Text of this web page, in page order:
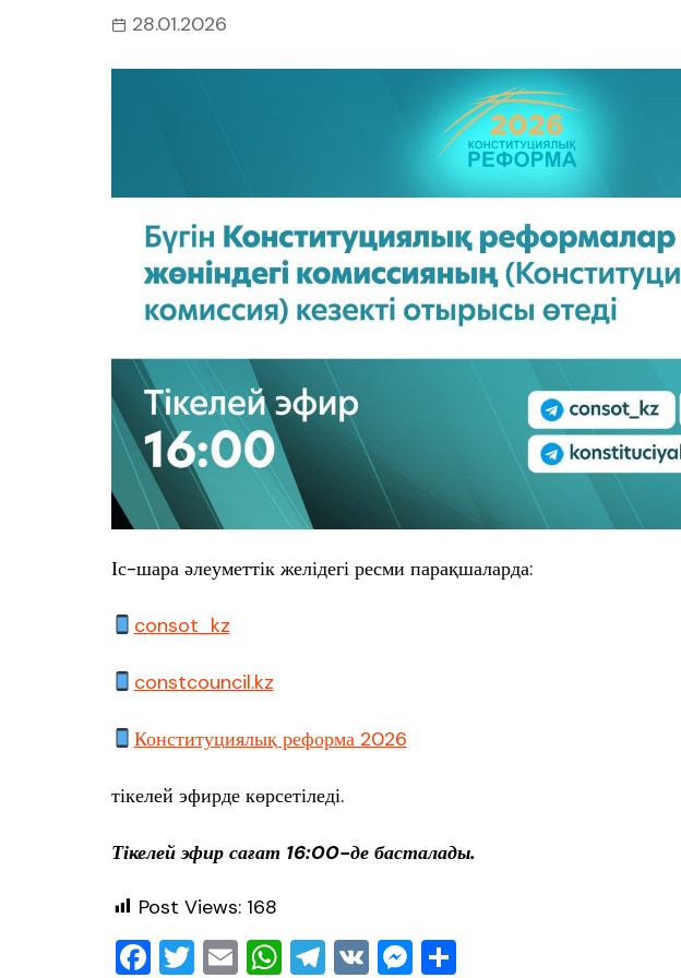
28.01.2026
Іс-шара әлеуметтік желідегі ресми парақшаларда:
consot_kz
constcouncil.kz
Конституциялық реформа 2026
тікелей эфирде көрсетіледі.
Тікелей эфир сағат 16:00-де басталады.
Post Views: 168
F T E W T V M